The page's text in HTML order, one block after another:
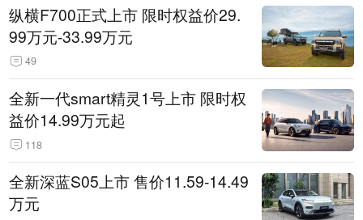
纵横F700正式上市 限时权益价29.
99万元-33.99万元
49
全新一代smart精灵1号上市 限时权
益价14.99万元起
118
全新深蓝S05上市 售价11.59-14.49
万元